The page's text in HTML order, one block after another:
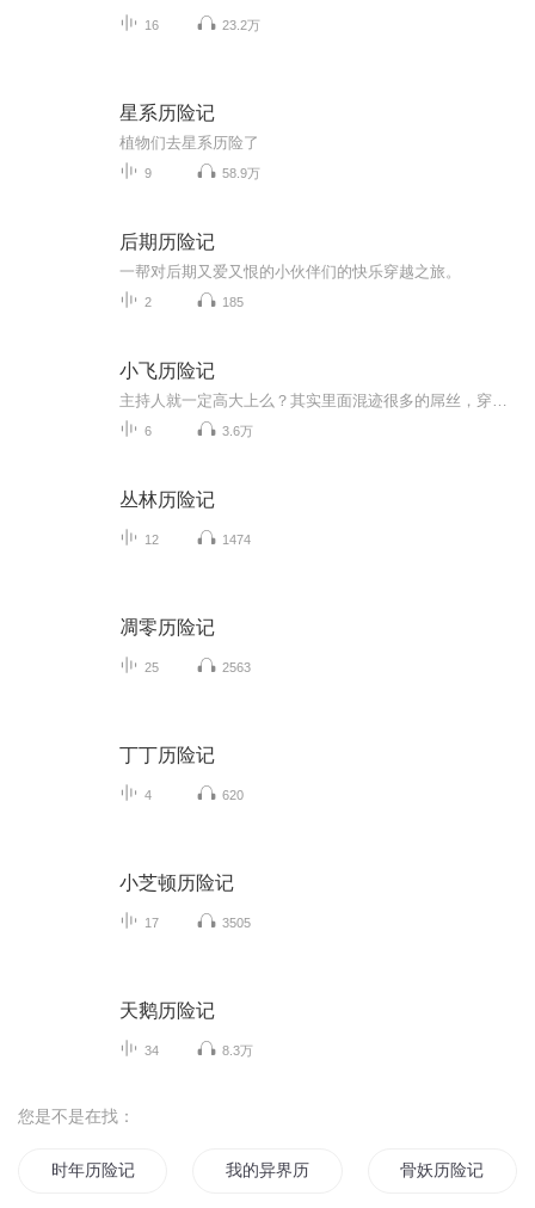
16 23.2万
星系历险记
植物们去星系历险了
9 58.9万
后期历险记
一帮对后期又爱又恨的小伙伴们的快乐穿越之旅。
2 185
小飞历险记
6 3.6万
丛林历险记
12 1474
凋零历险记
25 2563
丁丁历险记
4 620
小芝顿历险记
17 3505
天鹅历险记
34 8.3万
您是不是在找：
时年历险记 我的异界历险记 骨妖历险记